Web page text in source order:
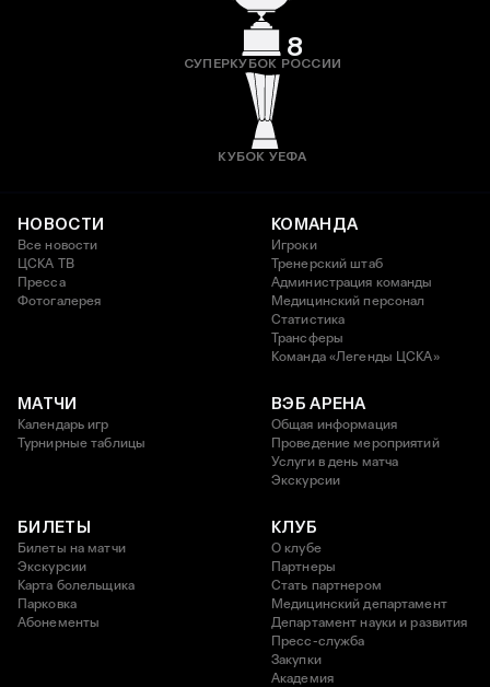
8
СУПЕРКУБОК РОССИИ
КУБОК УЕФА
НОВОСТИ
Все новости
ЦСКА ТВ
Пресса
Фотогалерея
КОМАНДА
Игроки
Тренерский штаб
Администрация команды
Медицинский персонал
Статистика
Трансферы
Команда «Легенды ЦСКА»
МАТЧИ
Календарь игр
Турнирные таблицы
ВЭБ АРЕНА
Общая информация
Проведение мероприятий
Услуги в день матча
Экскурсии
БИЛЕТЫ
Билеты на матчи
Экскурсии
Карта болельщика
Парковка
Абонементы
КЛУБ
О клубе
Партнеры
Стать партнером
Медицинский департамент
Департамент науки и развития
Пресс-служба
Закупки
Академия